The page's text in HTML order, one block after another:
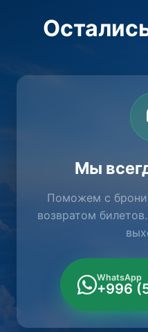
Мы
Поможем с
возвратом
WhatsApp
+996